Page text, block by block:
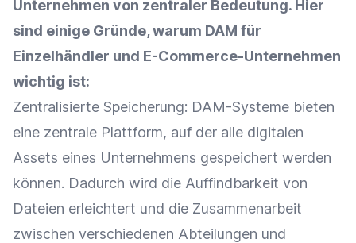
Unternehmen von zentraler Bedeutung. Hier
sind einige Gründe, warum DAM für
Einzelhändler und E-Commerce-Unternehmen
wichtig ist:
Zentralisierte Speicherung: DAM-Systeme bieten
eine zentrale Plattform, auf der alle digitalen
Assets eines Unternehmens gespeichert werden
können. Dadurch wird die Auffindbarkeit von
Dateien erleichtert und die Zusammenarbeit
zwischen verschiedenen Abteilungen und